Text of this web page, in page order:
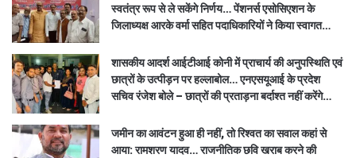
स्वतंत्र रूप से ले सकेंगे निर्णय… पेंशनर्स एसोसिएशन के
जिलाध्यक्ष आरके वर्मा सहित पदाधिकारियों ने किया स्वागत…
शासकीय आदर्श आईटीआई कोनी में प्राचार्य की अनुपस्थिति एवं
छात्रों के उत्पीड़न पर हल्लाबोल… एनएसयूआई के प्रदेश
सचिव रंजेश बोले – छात्रों की प्रताड़ना बर्दाश्त नहीं करेंगे…
जमीन का आवंटन हुआ ही नहीं, तो रिश्वत का सवाल कहां से
आया: रामशरण यादव… राजनीतिक छवि खराब करने की